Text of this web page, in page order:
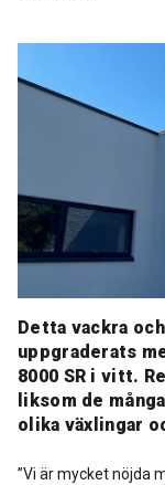
Binder /
Fogmassor
Rengöring
Putsbruk
Downloads
Hållbar miljö
Referencer
Historik
Downloads
Medarbetare
Återförsäljare
NO
EN
Detta vackra
uppgraderats
8000 SR i vitt.
liksom de
olika växlingar
”Vi är mycket nöjda